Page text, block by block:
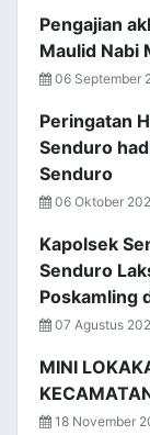
Pengajian
Maulid Nabi
06 September
Peringatan
Senduro
Senduro
06 Oktober
Kapolsek
Senduro
Poskamling
07 Agustus
MINI
18 November